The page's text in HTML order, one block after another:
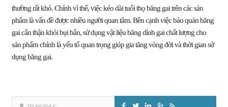
thường rất khó. Chính vì thế, việc kéo dài tuổi thọ băng gai trên các sản
phẩm là vấn đề được nhiều người quan tâm. Bên cạnh việc bảo quản băng
gai cẩn thận khỏi bụi bẩn, sử dụng vật liệu băng dính gai chất lượng cho
sản phẩm chính là yếu tố quan trọng giúp gia tăng vòng đời và thời gian sử
dụng băng gai.